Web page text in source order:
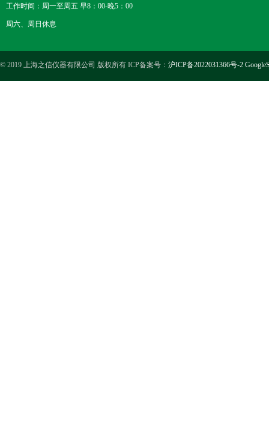
工作时间：周一至周五 早8：00-晚5：00
周六、周日休息
© 2019 上海之信仪器有限公司 版权所有 ICP备案号： 沪ICP备2022031366号-2